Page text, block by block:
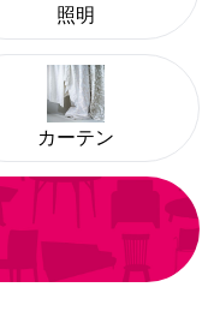
照明
カーテン